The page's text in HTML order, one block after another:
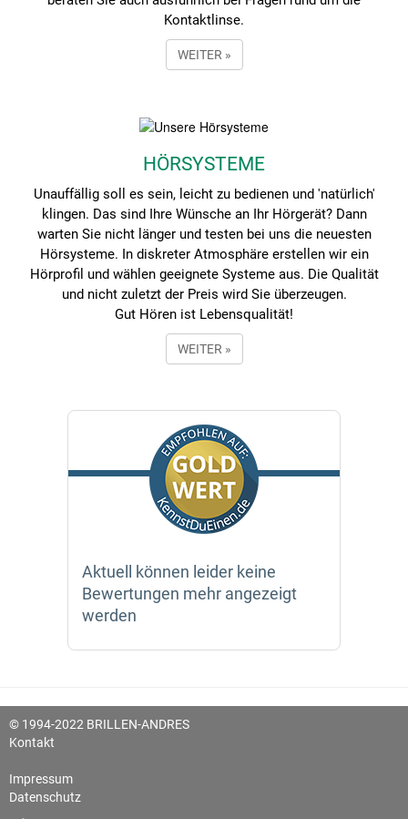
Kontaktlinse.
WEITER »
HÖRSYSTEME
Unauffällig soll es sein, leicht zu bedienen und 'natürlich'
klingen. Das sind Ihre Wünsche an Ihr Hörgerät? Dann
warten Sie nicht länger und testen bei uns die neuesten
Hörsysteme. In diskreter Atmosphäre erstellen wir ein
Hörprofil und wählen geeignete Systeme aus. Die Qualität
und nicht zuletzt der Preis wird Sie überzeugen.
Gut Hören ist Lebensqualität!
WEITER »
Aktuell können leider keine
Bewertungen mehr angezeigt
werden
© 1994-2022 BRILLEN-ANDRES
Kontakt
Impressum
Datenschutz